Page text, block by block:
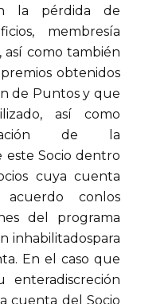
la pérdida de
membresía
como también
obtenidos
de Puntos y que
así como
de la
Socio dentro
cuya cuenta
conlos
del programa
inhabilitadospara
En el caso que
cuenta del Socio